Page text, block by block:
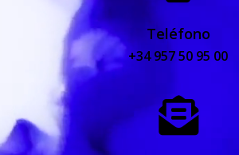
Teléfono
+34 957 50 95 00
